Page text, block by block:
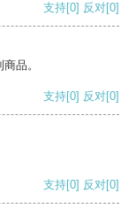
支持[0] 反对[0]
品。
支持[0] 反对[0]
支持[0] 反对[0]